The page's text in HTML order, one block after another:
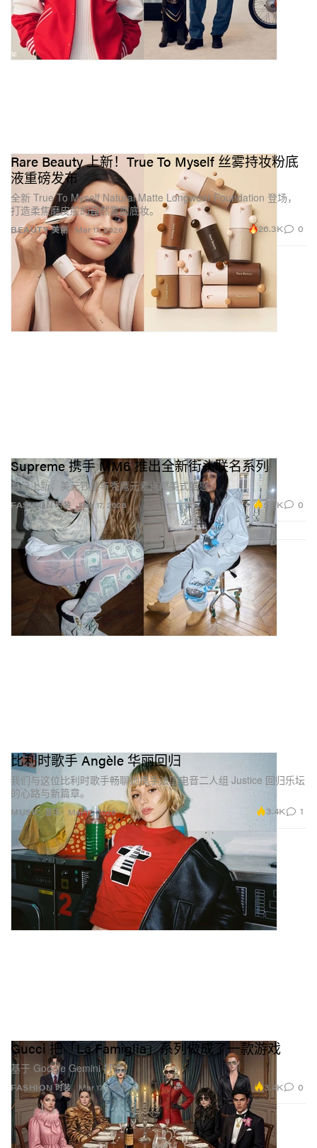
BEAUTY 美丽
Rare Beauty 上新！True To Myself 丝雾持妆粉底
液重磅发布
全新 True To Myself Natural Matte Longwear Foundation 登场，
打造柔焦磨皮般的自然雾面底妆。
Mar 17, 2026 26.3K 0
FASHION 时装
Supreme 携手 MM6 推出全新街头联名系列
春日上新，美元钞票与秃鹰元素点燃美式酷感。
Mar 17, 2026 5.6K 0
MUSIC 音乐
比利时歌手 Angèle 华丽回归
我们与这位比利时歌手畅聊她携手法国电音二人组 Justice 回归乐坛
的心路与新篇章。
Mar 17, 2026 3.4K 1
FASHION 时装
Gucci 把「La Famiglia」系列做成了一款游戏
基于 Google Gemini 打造。
Mar 17, 2026 3.4K 0